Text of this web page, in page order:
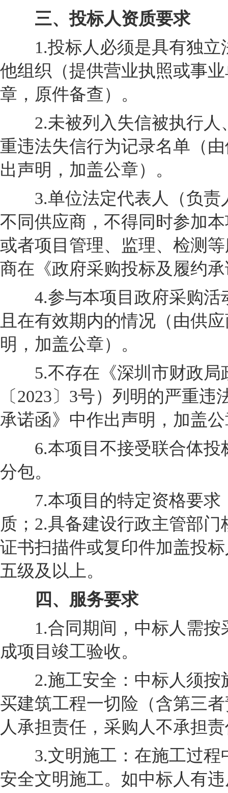
三、投标人资质要求
1.投标人必须是具有独立
他组织（提供营业执照或事
章，原件备查）。
2.未被列入失信被执行人
重违法失信行为记录名单（
出声明，加盖公章）。
3.单位法定代表人（负责
不同供应商，不得同时参加
或者项目管理、监理、检测
商在《政府采购投标及履约
4.参与本项目政府采购活
且在有效期内的情况（由供
明，加盖公章）。
5.不存在《深圳市财政局
〔2023〕3号）列明的严重
承诺函》中作出声明，加盖
6.本项目不接受联合体投
分包。
7.本项目的特定资格要求
质；2.具备建设行政主管部
证书扫描件或复印件加盖投
五级及以上。
四、服务要求
1.合同期间，中标人需按
成项目竣工验收。
2.施工安全：中标人须按
买建筑工程一切险（含第三
人承担责任，采购人不承担
3.文明施工：在施工过程
安全文明施工。如中标人有